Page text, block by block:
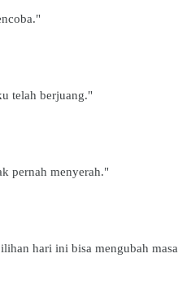
telah berjuang."
pernah menyerah."
hari ini bisa mengubah masa